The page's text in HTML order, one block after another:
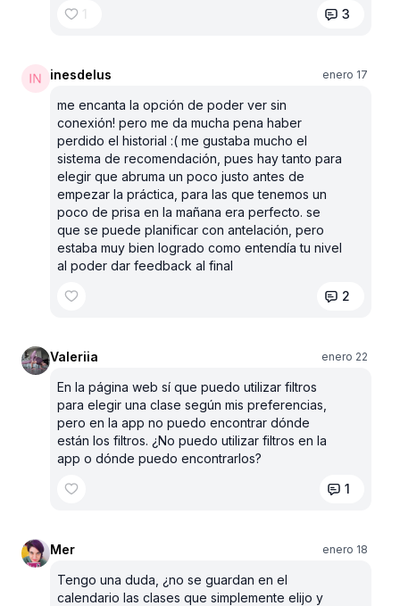
1
3
inesdelus enero 17
me encanta la opción de poder ver sin
conexión! pero me da mucha pena haber
perdido el historial :( me gustaba mucho el
sistema de recomendación, pues hay tanto para
elegir que abruma un poco justo antes de
empezar la práctica, para las que tenemos un
poco de prisa en la mañana era perfecto. se
que se puede planificar con antelación, pero
estaba muy bien logrado como entendía tu nivel
al poder dar feedback al final
2
Valeriia enero 22
En la página web sí que puedo utilizar filtros
para elegir una clase según mis preferencias,
pero en la app no puedo encontrar dónde
están los filtros. ¿No puedo utilizar filtros en la
app o dónde puedo encontrarlos?
1
Mer enero 18
Tengo una duda, ¿no se guardan en el
calendario las clases que simplemente elijo y